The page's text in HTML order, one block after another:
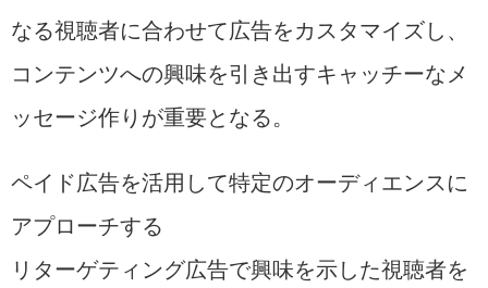
なる視聴者に合わせて広告をカスタマイズし、
コンテンツへの興味を引き出すキャッチーなメ
ッセージ作りが重要となる。
ペイド広告を活用して特定のオーディエンスに
アプローチする
リターゲティング広告で興味を示した視聴者を